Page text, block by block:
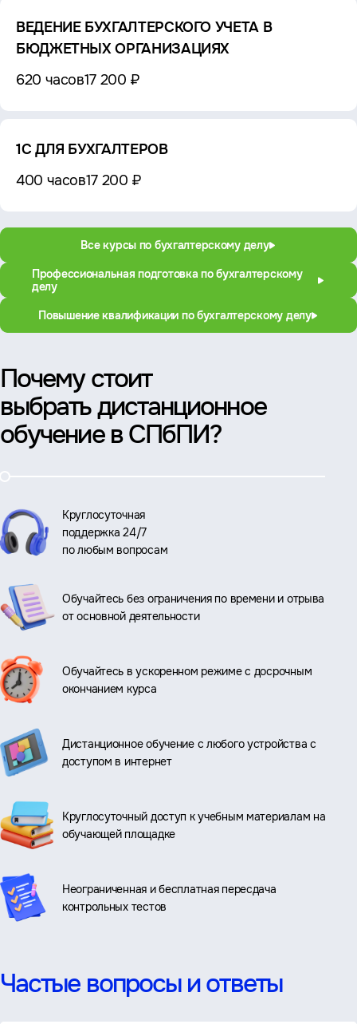
ВЕДЕНИЕ БУХГАЛТЕРСКОГО УЧЕТА В
БЮДЖЕТНЫХ ОРГАНИЗАЦИЯХ
620 часов17 200 ₽
1С ДЛЯ БУХГАЛТЕРОВ
400 часов17 200 ₽
Все курсы по бухгалтерскому делу
Профессиональная подготовка по бухгалтерскому
делу
Повышение квалификации по бухгалтерскому делу
Почему стоит
выбрать дистанционное
обучение в СПбПИ?
Круглосуточная
поддержка 24/7
по любым вопросам
Обучайтесь без ограничения по времени и отрыва
от основной деятельности
Обучайтесь в ускоренном режиме с досрочным
окончанием курса
Дистанционное обучение с любого устройства с
доступом в интернет
Круглосуточный доступ к учебным материалам на
обучающей площадке
Неограниченная и бесплатная пересдача
контрольных тестов
Частые вопросы и ответы